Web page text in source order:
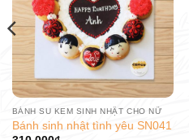
BÁNH SU KEM SINH NHẬT CHO NỮ
Bánh sinh nhật tình yêu SN041